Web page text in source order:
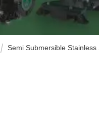
Semi Submersible